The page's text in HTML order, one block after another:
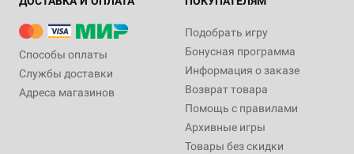
Способы оплаты
Службы доставки
Адреса магазинов
Подобрать игру
Бонусная программа
Информация о заказе
Возврат товара
Помощь с правилами
Архивные игры
Товары без скидки